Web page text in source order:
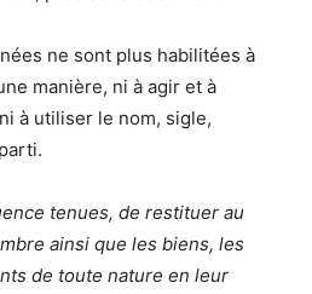
ne sont plus habilitées à
manière, ni à agir et à
à utiliser le nom, sigle,
tenues, de restituer au
ainsi que les biens, les
de toute nature en leur